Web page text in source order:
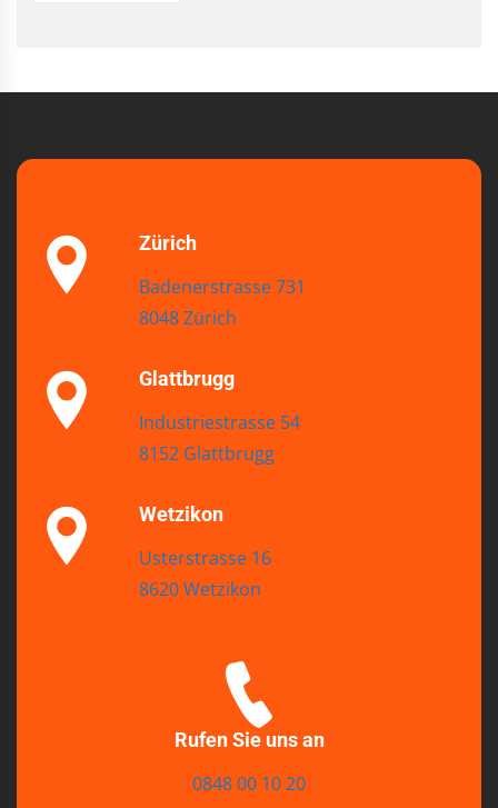
Zürich
Badenerstrasse 731
8048 Zürich
Glattbrugg
Industriestrasse 54
8152 Glattbrugg
Wetzikon
Usterstrasse 16
8620 Wetzikon
Rufen Sie uns an
0848 00 10 20